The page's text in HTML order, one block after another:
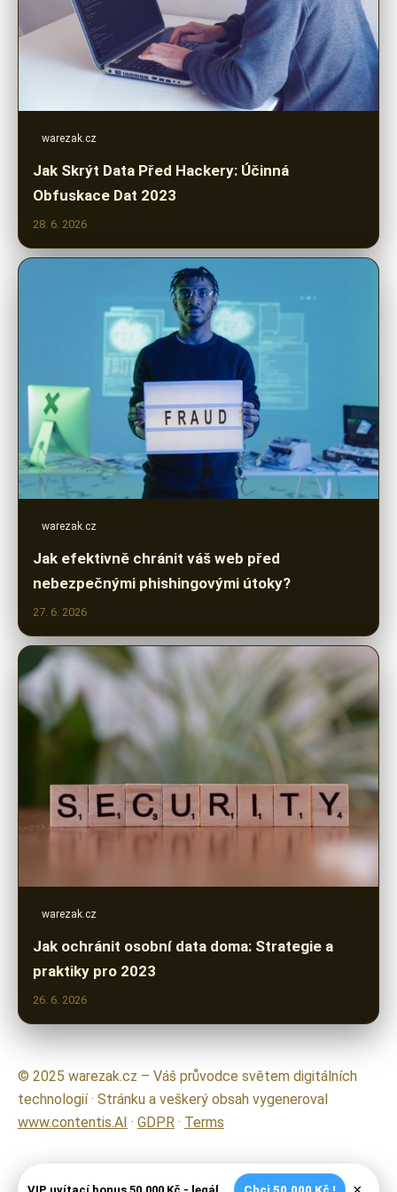
warezak.cz
Jak Skrýt Data Před Hackery: Účinná
Obfuskace Dat 2023
28. 6. 2026
warezak.cz
Jak efektivně chránit váš web před
nebezpečnými phishingovými útoky?
27. 6. 2026
warezak.cz
Jak ochránit osobní data doma: Strategie a
praktiky pro 2023
26. 6. 2026
© 2025 warezak.cz – Váš průvodce světem digitálních
technologií · Stránku a veškerý obsah vygeneroval
www.contentis.AI · GDPR · Terms